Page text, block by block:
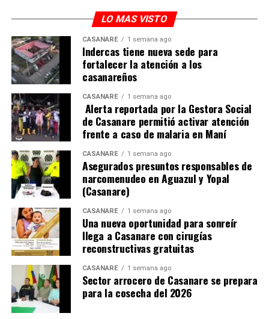
El fortalecimiento tecnológico del proceso electoral en
el país y sobre todo en la Orinoquía, también ha venido
acompañado y fortalecido por un robusto componente
de observación nacional e internacional.
ADVERTISEMENT
Hasta la fecha,
el CNE ha acreditado a 215
observadores internacionalespertenecientes a
distintas organizaciones y misiones diplomáticas, entre
ellas la Unión Europea, la Embajada de Estados Unidos y
el Instituto Republicano Internacional. A ello se suma la
participación de la Misión de Observación Electoral
(MOE), que ya ha postulado a decenas de observadores.
LO MAS VISTO
CASANARE 1 semana ago
Indercas tiene nueva sede para
fortalecer la atención a los
casanareños
CASANARE 1 semana ago
Alerta reportada por la Gestora Social
de Casanare permitió activar atención
frente a caso de malaria en Maní
CASANARE 1 semana ago
Asegurados presuntos responsables de
narcomenudeo en Aguazul y Yopal
(Casanare)
CASANARE 1 semana ago
Una nueva oportunidad para sonreír
llega a Casanare con cirugías
reconstructivas gratuitas
CASANARE 1 semana ago
Sector arrocero de Casanare se prepara
para la cosecha del 2026